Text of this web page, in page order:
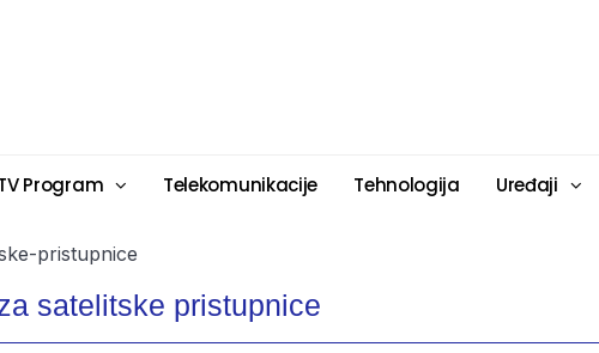
Program Telekomunikacije Tehnologija Uređaji
satelitske pristupnice